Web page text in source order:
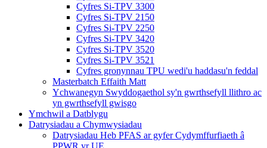
Cyfres Si-TPV 3300
Cyfres Si-TPV 2150
Cyfres Si-TPV 2250
Cyfres Si-TPV 3420
Cyfres Si-TPV 3520
Cyfres Si-TPV 3521
Cyfres gronynnau TPU wedi'u haddasu'n feddal
Masterbatch Effaith Matt
Ychwanegyn Swyddogaethol sy'n gwrthsefyll llithro ac
yn gwrthsefyll gwisgo
Ymchwil a Datblygu
Datrysiadau a Chymwysiadau
Datrysiadau Heb PFAS ar gyfer Cydymffurfiaeth â
PPWR yr UE